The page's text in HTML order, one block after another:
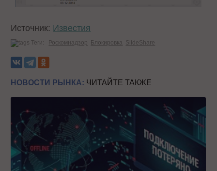
Источник: Известия
Теги: Роскомнадзор Блокировка SlideShare
НОВОСТИ РЫНКА: ЧИТАЙТЕ ТАКЖЕ